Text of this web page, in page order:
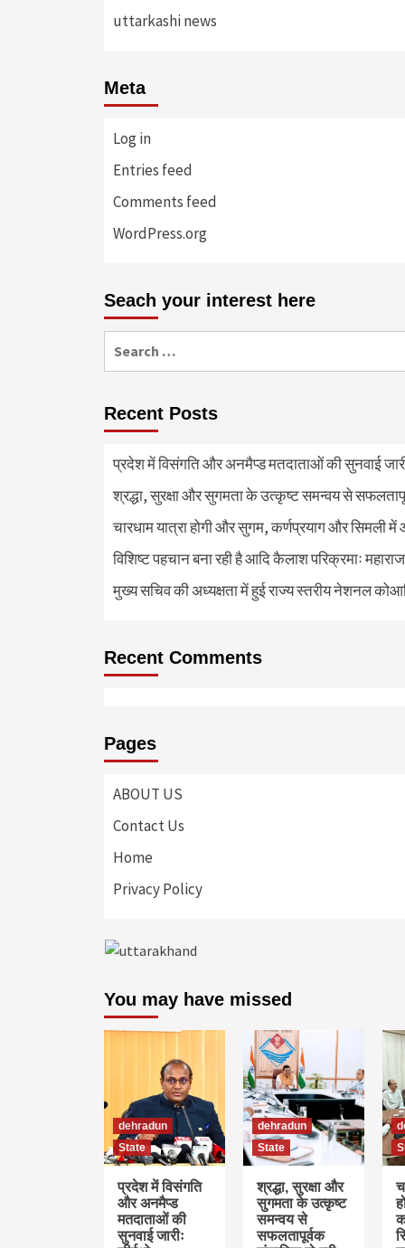
uttarkashi news
Meta
Log in
Entries feed
Comments feed
WordPress.org
Seach your interest here
for:
Recent Posts
प्रदेश में विसंगति और अनमैप्ड मतदाताओं की सुनवाई
श्रद्धा, सुरक्षा और सुगमता के उत्कृष्ट समन्वय से
चारधाम यात्रा होगी और सुगम, कर्णप्रयाग और सिमली
विशिष्ट पहचान बना रही है आदि कैलाश परिक्रमाः महाराज
मुख्य सचिव की अध्यक्षता में हुई राज्य स्तरीय नेशनल
Recent Comments
Pages
ABOUT US
Contact Us
Home
Privacy Policy
You may have missed
dehradun
State
प्रदेश में विसंगति
और अनमैप्ड
मतदाताओं की
सुनवाई जारीः
dehradun
State
श्रद्धा, सुरक्षा और
सुगमता के उत्कृष्ट
समन्वय से
सफलतापूर्वक